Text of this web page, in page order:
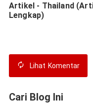
Artikel - Thailand
Lengkap)
Lihat Komentar
Cari Blog Ini